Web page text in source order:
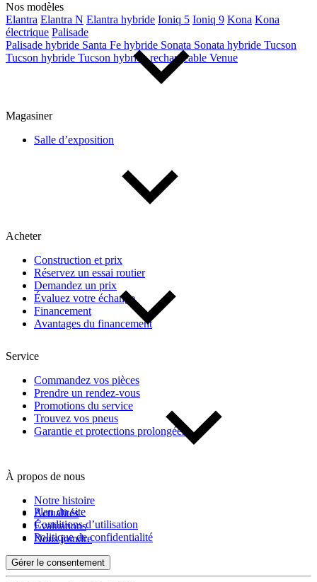
Nos modèles
Elantra Elantra N Elantra hybride Ioniq 5 Ioniq 9 Kona Kona
électrique Palisade
Palisade hybride Santa Fe hybride Sonata Sonata hybride Tucson
Tucson hybride Tucson hybride rechargeable Venue
Magasiner
Salle d’exposition
Acheter
Construction et prix
Réservez un essai routier
Demandez un prix
Évaluez votre échange
Financement
Avantages du financement
Service
Commandez vos pièces
Prendre un rendez-vous
Promotions du service
Trouvez vos pneus
Garantie et protections prolongées
À propos de nous
Notre histoire
Actualités
Évaluations
Nous joindre
Plan du site
Conditions d’utilisation
Politique de confidentialité
Gérer le consentement